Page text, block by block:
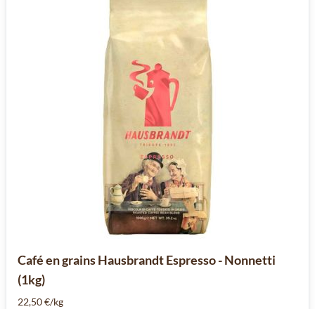
Café en grains Hausbrandt Espresso - Nonnetti
(1kg)
22,50 €/kg